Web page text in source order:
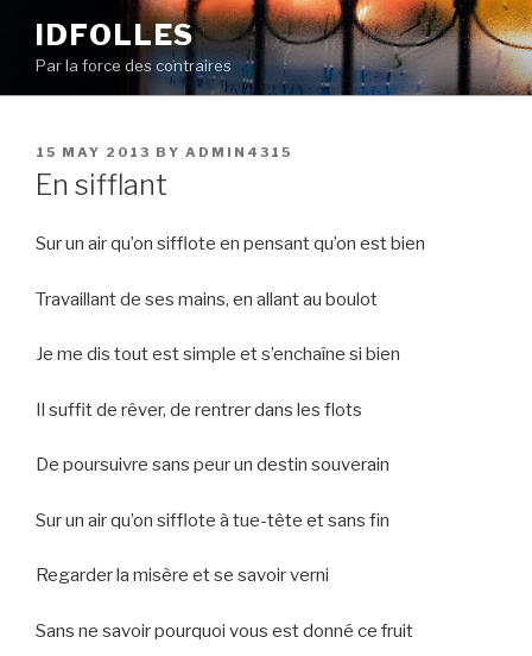
content
IDFOLLES
Par la force des contraires
POSTED
ON
15 MAY 2013 BY ADMIN4315
En sifflant
Sur un air qu’on sifflote en pensant qu’on est bien
Travaillant de ses mains, en allant au boulot
Je me dis tout est simple et s’enchaîne si bien
Il suffit de rêver, de rentrer dans les flots
De poursuivre sans peur un destin souverain
Sur un air qu’on sifflote à tue-tête et sans fin
Regarder la misère et se savoir verni
Sans ne savoir pourquoi vous est donné ce fruit